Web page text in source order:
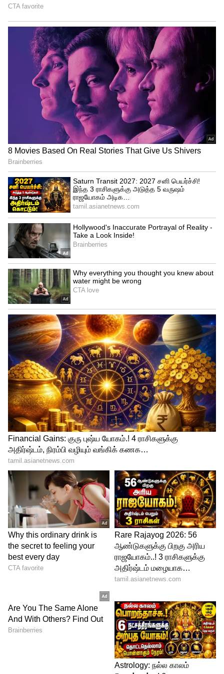
Image Credit :Getty
குளிர்ந்த மோர் ஒத்தடம் :
நன்றாகக் கடைந்த புளிக்காத ஐஸ் மோரில்
ஒரு சுத்தமான துணியை நனைத்து,
வெயிலால் சிவந்த தோலின் மீது 10 நிமிடம்
போட்டு வையுங்கள். மோரில் உள்ள லாக்டிக்
அமிலம் வெயிலால் கருகிய தோலை
(Sunburn) குணமாக்கி, அலர்ஜி தடிப்புகளைக்
குறைக்கும்.
5
Image Credit : Getty
புதினா - துளசி ஸ்பிரே :
ஒரு கைப்பிடி புதினா மற்றும் துளசி
இலைகளை தண்ணீரில் கொதிக்க வைத்து,
ஆறவைத்து வடிகட்டி ஒரு ஸ்பிரே பாட்டிலில்
ஊற்றி பிரிட்ஜில் வையுங்கள். வெளியே
சென்று வந்ததும் இதை முகத்தில் ஸ்பிரே
செய்யுங்கள். துளசியின் கிருமிநாசினி
குணமும், புதினாவின் குளிர்ச்சியும்
தோலுக்கு உடனடி புத்துணர்ச்சி தரும்;
அலர்ஜி வராமல் தடுக்கும்.